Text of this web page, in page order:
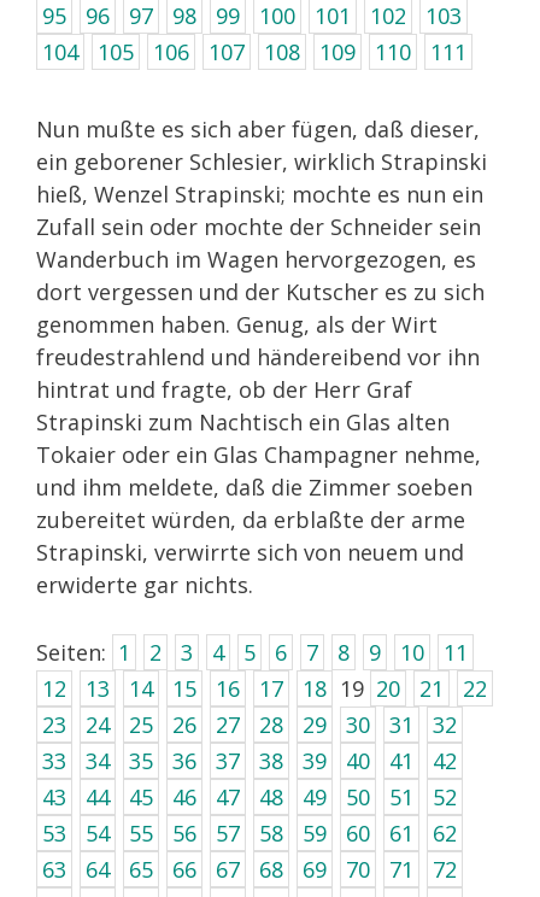
95
96 97 98 99 100 101 102
103
104
105 106 107 108 109 110 111
Nun mußte es sich aber fügen, daß dieser,
ein geborener Schlesier, wirklich Strapinski
hieß, Wenzel Strapinski; mochte es nun ein
Zufall sein oder mochte der Schneider sein
Wanderbuch im Wagen hervorgezogen, es
dort vergessen und der Kutscher es zu sich
genommen haben. Genug, als der Wirt
freudestrahlend und händereibend vor ihn
hintrat und fragte, ob der Herr Graf
Strapinski zum Nachtisch ein Glas alten
Tokaier oder ein Glas Champagner nehme,
und ihm meldete, daß die Zimmer soeben
zubereitet würden, da erblaßte der arme
Strapinski, verwirrte sich von neuem und
erwiderte gar nichts.
Seiten: 1 2 3 4 5 6 7 8 9 10
11
12
13 14 15 16 17 18 19 20 21
22
23
24 25 26 27 28 29 30 31
32
33
34 35 36 37 38 39 40 41
42
43
44 45 46 47 48 49 50 51
52
53
54 55 56 57 58 59 60 61
62
63
64 65 66 67 68 69 70 71
72